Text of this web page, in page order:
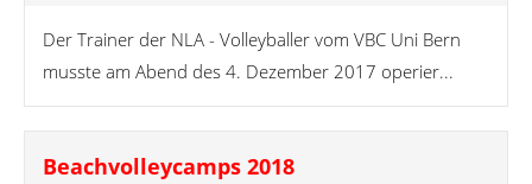
Der Trainer der NLA - Volleyballer vom VBC Uni Bern
musste am Abend des 4. Dezember 2017 operier...
Beachvolleycamps 2018